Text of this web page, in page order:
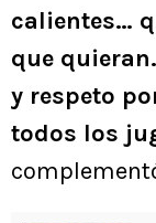
calientes…
que
y respeto
todos los